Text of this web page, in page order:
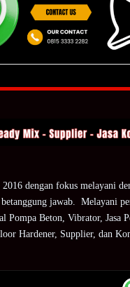
dengan fokus melayani
jawab. Melayani
Pompa Beton, Vibrator, Jasa
Hardener, Supplier, dan